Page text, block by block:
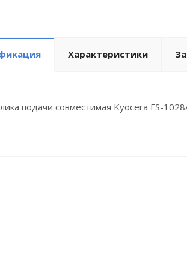
Характеристики
подачи совместимая Kyocera FS-